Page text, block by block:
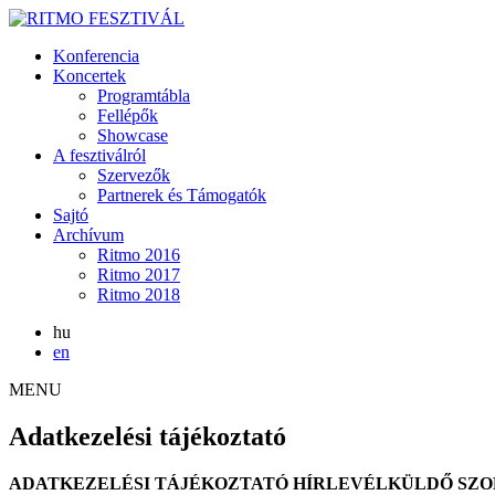
Konferencia
Koncertek
Programtábla
Fellépők
Showcase
A fesztiválról
Szervezők
Partnerek és Támogatók
Sajtó
Archívum
Ritmo 2016
Ritmo 2017
Ritmo 2018
hu
en
MENU
Adatkezelési tájékoztató
ADATKEZELÉSI TÁJÉKOZTATÓ HÍRLEVÉLKÜLDŐ